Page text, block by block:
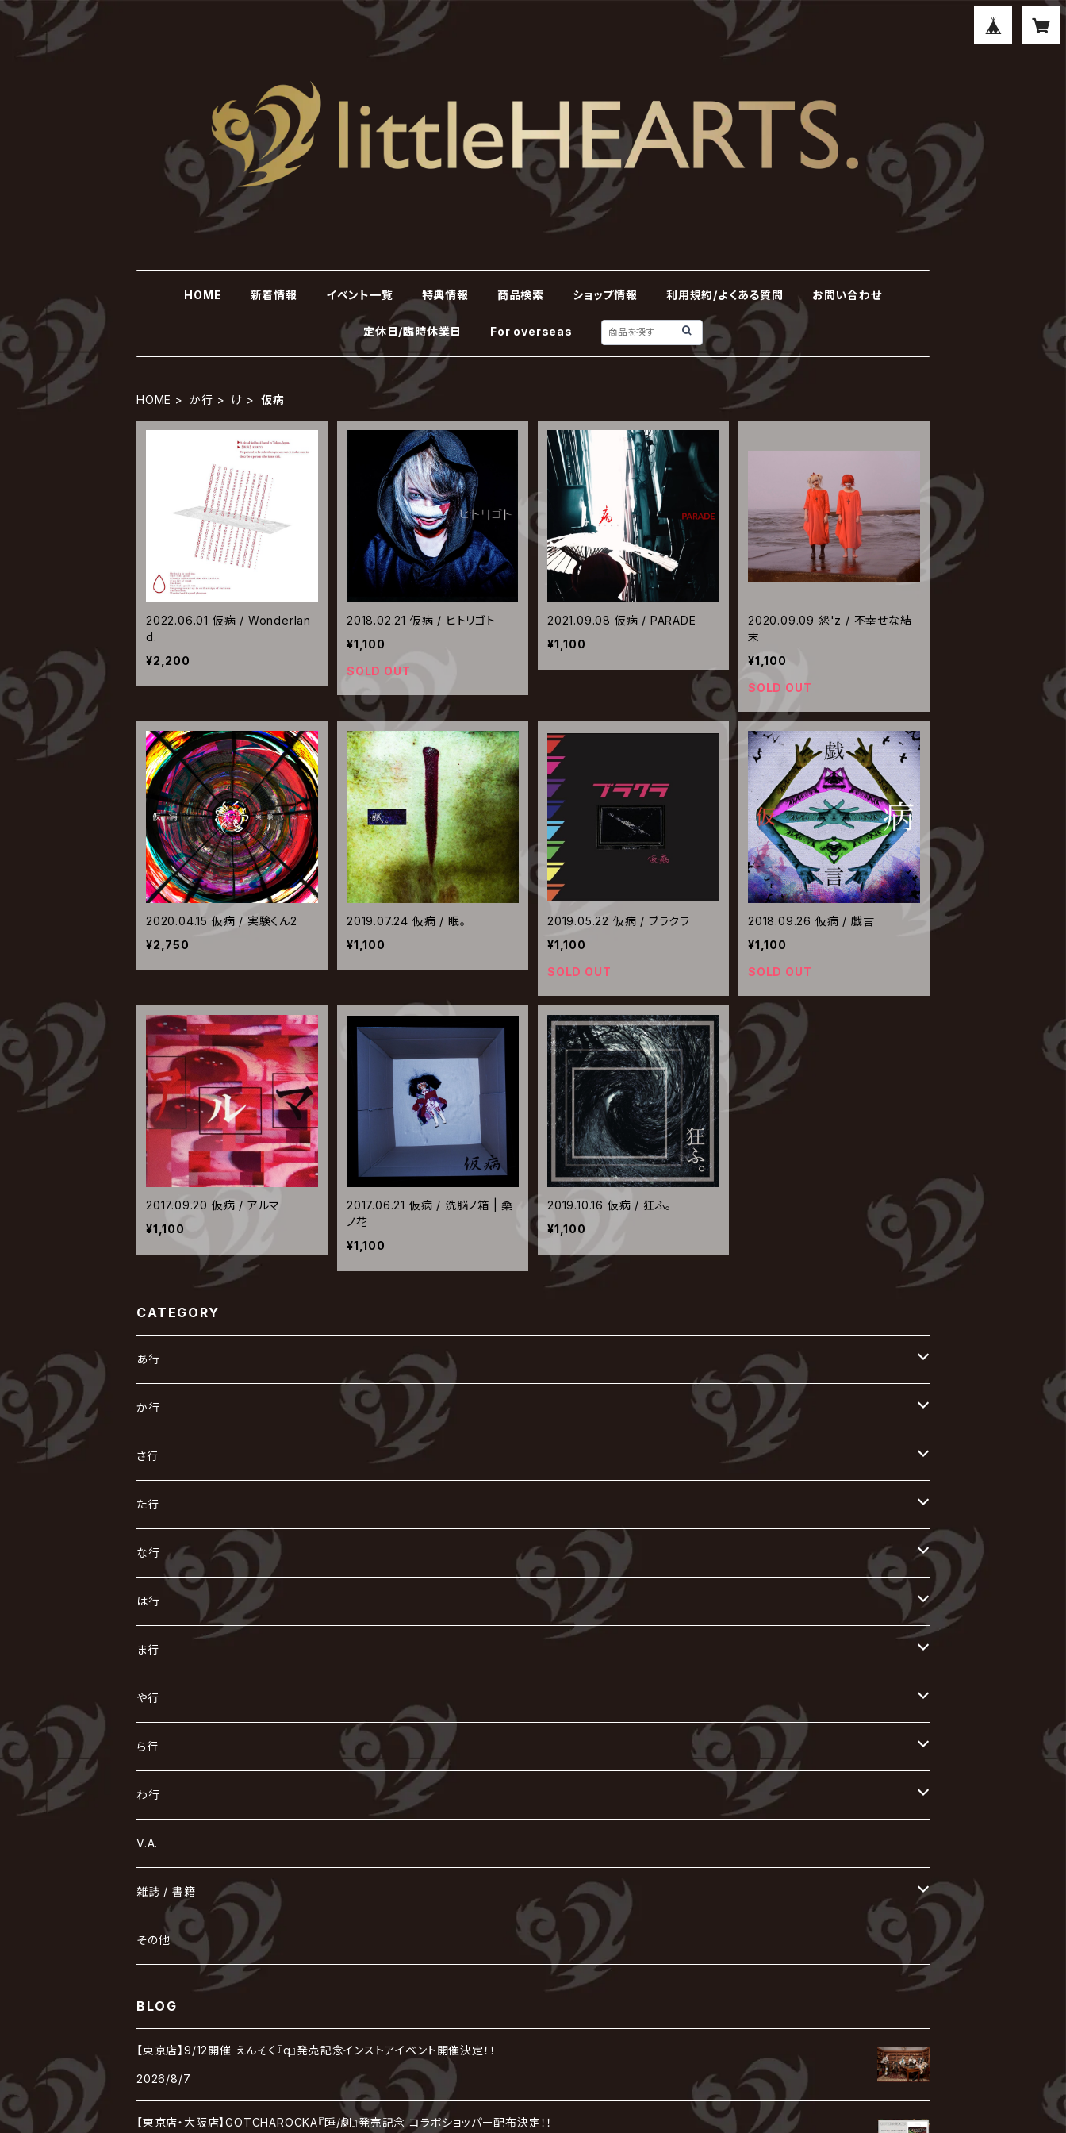
HOME 新着情報 イベント一覧 特典情報 商品検索 ショップ情報 利用規約/よくある質問 お問い合わせ
定休日/臨時休業日 For overseas
HOME か行 け 仮病
2022.06.01 仮病 / Wonderlan
d.
¥2,200
2018.02.21 仮病 / ヒトリゴト
¥1,100
SOLD OUT
2021.09.08 仮病 / PARADE
¥1,100
2020.09.09 怨'z / 不幸せな結
末
¥1,100
SOLD OUT
2020.04.15 仮病 / 実験くん2
¥2,750
2019.07.24 仮病 / 眠。
¥1,100
2019.05.22 仮病 / ブラクラ
¥1,100
SOLD OUT
2018.09.26 仮病 / 戯言
¥1,100
SOLD OUT
2017.09.20 仮病 / アルマ
¥1,100
2017.06.21 仮病 / 洗脳ノ箱 | 桑
ノ花
¥1,100
2019.10.16 仮病 / 狂ふ。
¥1,100
CATEGORY
あ行
あ
R指定
AIOLIN
AKIHIDE
Azavana
Acid Black Cherry
彩冷える -ayabie-
ΛrlequiΩ / アルルカン
い
IKUO
exist†trace
生熊耕治
色々な十字架
168 / 葵-168-
う
VIRGE / ヴァージュ
Waive
え
ACE OF SPADES
X JAPAN
お
AURORIZE
OFIAM
か行
か
怪人二十面奏
Kαin
the GazettE
GOTCHAROCKA
KAMIJO
cali≠gari
河村隆一
き
KISAKI
キズ
KIRITO / キリト
己龍
く
Crack6
グラビティ
黒夢
け
[ kei ] / 圭
仮病
こ
GOATBED
ゴールデンボンバー
さ行
さ
ザアザア
The THIRTEEN
Psycho le Cému
XANVALA
し
Zeke Deux
Z CLEAR
ジグソウ
シド
JAKIGAN MEISTER
Chanty
す
Z CLEAR
超ジャシー
SPLENDID GOD GIRAFFE
SLAPSLY / CHIYU
せ
ゼラ
零[Hz]
そ
SOPHIA
ZOMBIE / ぞんび
た行
た
DASEIN
DAIGO
逹瑯
DAVID / SUI / 縁
DARRELL
ち
CHAQLA.
つ
て
D
DIAURA
Develop One's Faculties
DEXCORE
TAKE NO BREAK
DEZERT
と
東京花嫁
Tourbillon
DOG inthePWO
な行
な
NIGHTMARE
NAZARE
に
NiEL
NICOLAS
ぬ
nurié
ね
NETH PRIERE CAIN
NEVERLAND
の
NoGoD
NOCTURNAL BLOODLUST
は行
は
heidi.
H.U.G
花見桜こうき
薔薇の宮殿
BAROQUE
ひ
HERO
美炎-BIEN-
ヒッチコック
hide with Spread Beaver / hide
HIDE-ZOU
ふ
Far East Dizain
Fatüm
FANTASTIC◇CIRCUS
FEST VAINQUEUR
へ
BabyKingdom
THE BEETHOVEN
PENICILLIN
ほ
POIDOL
HOLLOWGRAM
ま行
ま
THE MICRO HEAD 4N'S
MAO / マオ from SID
Magistina Saga
MUSCLE ATTACK
マツタケワークス
摩天楼オペラ
THE MADNA
み
未完成アリス
ミスイ
MIMIZUQ
む
MUCC / ムック
め
メトロノーム
MERRY / メリー
も
THE MORTAL
最上川司
や行
や
ヤミテラ / 外道反逆者ヤミテラ
ゆ
YUKIYA / 藤田幸也
ユナイト
よ
ら行
ら
rice
Rides In ReVellion
Raphael
り
Leetspeak monsters
Ricky
LIPHLICH
る
Ruiza
LUNA SEA
れ
the Raid.
REIGN
RAZOR
Rorschach.inc
ロマン急行
わ行
わ
wyse
我が為
V.A.
雑誌 / 書籍
hévn
ROCK AND READ
その他
BLOG
【東京店】9/12開催 えんそく『q』発売記念インストアイベント開催決定！！
2026/8/7
【東京店・大阪店】GOTCHAROCKA『睡/劇』発売記念 コラボショッパー配布決定！！